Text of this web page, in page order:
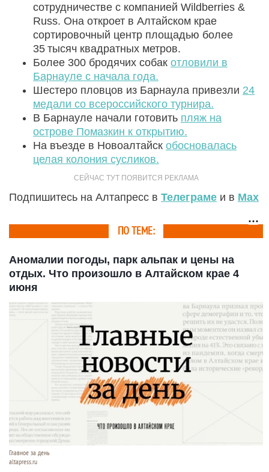
сотрудничестве с компанией Wildberries &
Russ. Она откроет в Алтайском крае
сортировочный центр площадью более
35 тысяч квадратных метров.
Более 300 бродячих собак отловили в
Барнауле с начала года.
Шестеро пловцов из Барнаула привезли 24
медали со всероссийского турнира.
В Барнауле начали готовить пляж на
острове Помазкин к открытию.
На въезде в Новоалтайск обосновалась
целая колония сусликов.
Подпишитесь на Алтапресс в Телеграме и в Max
ПО ТЕМЕ:
Аномалии погоды, парк альпак и цены на
отдых. Что произошло в Алтайском крае 4
июня
Главное за день
altapress.ru